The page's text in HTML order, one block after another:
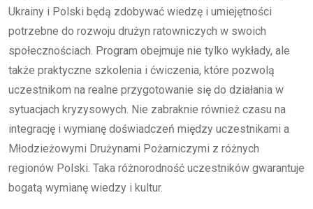
Ukrainy i Polski będą zdobywać wiedzę i umiejętności
potrzebne do rozwoju drużyn ratowniczych w swoich
społecznościach. Program obejmuje nie tylko wykłady, ale
także praktyczne szkolenia i ćwiczenia, które pozwolą
uczestnikom na realne przygotowanie się do działania w
sytuacjach kryzysowych. Nie zabraknie również czasu na
integrację i wymianę doświadczeń między uczestnikami a
Młodzieżowymi Drużynami Pożarniczymi z różnych
regionów Polski. Taka różnorodność uczestników gwarantuje
bogatą wymianę wiedzy i kultur.